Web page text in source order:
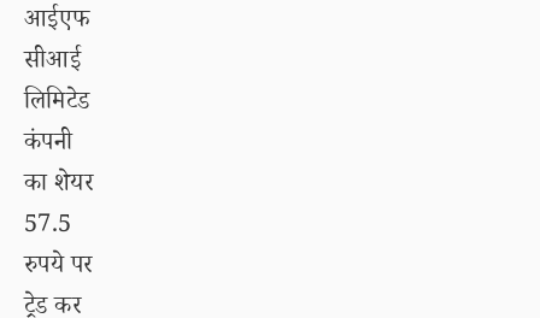
आईएफ
सीआई
लिमिटेड
कंपनी
का शेयर
57.5
रुपये पर
ट्रेड कर